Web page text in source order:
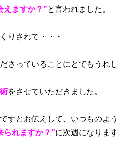
えますか？”と言われました。
りされて・・・
さっていることにとてもうれ
をさせていただきました。
すとお伝えして、いつものよ
られますか？”に次週になりま